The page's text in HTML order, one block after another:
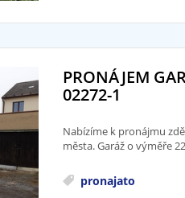
PRONÁJEM
02272-1
Nabízíme k pronájmu
města. Garáž o výměře
pronajato